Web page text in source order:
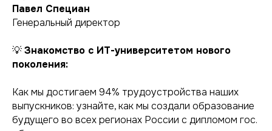
Павел Специан
Генеральный директор
💡Знакомство с ИТ-университетом нового
поколения:
Как мы достигаем 94% трудоустройства наших
выпускников: узнайте, как мы создали образование
будущего во всех регионах России с дипломом гос.